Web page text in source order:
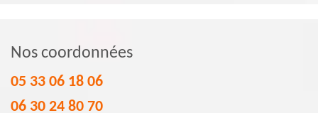
Nos coordonnées
05 33 06 18 06
06 30 24 80 70